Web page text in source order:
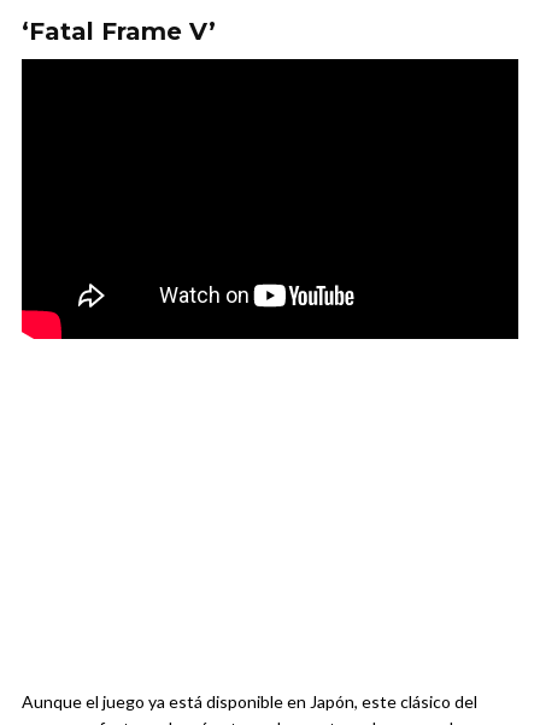
‘Fatal Frame V’
Aunque el juego ya está disponible en Japón, este clásico del